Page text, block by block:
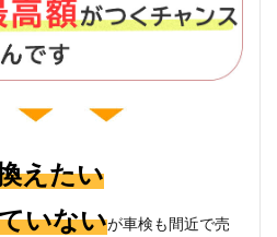
えたい
いないが車検も間近で売